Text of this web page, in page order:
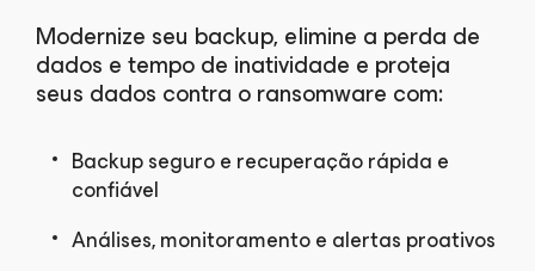
Modernize seu backup, elimine a perda de
dados e tempo de inatividade e proteja
seus dados contra o ransomware com:
Backup seguro e recuperação rápida e
confiável
Análises, monitoramento e alertas proativos